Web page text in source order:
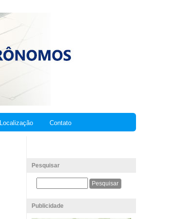
Localização Contato
Pesquisar
Publicidade